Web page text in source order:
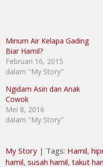
Minum Air Kelapa Gading
Biar Hamil?
Februari 16, 2015
dalam "My Story"
Ngidam Asin dan Anak
Cowok
Mei 8, 2016
dalam "My Story"
My Story | Tags: Hamil,
hamil,susah hamil,takut